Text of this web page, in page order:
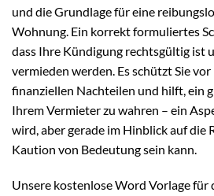
und die Grundlage für eine
Wohnung. Ein korrekt formuliertes
dass Ihre Kündigung rechtsgültig ist
vermieden werden. Es schützt Sie
finanziellen Nachteilen und hilft, ein
Ihrem Vermieter zu wahren – ein
wird, aber gerade im Hinblick auf die
Kaution von Bedeutung sein kann.
Unsere kostenlose Word Vorlage für